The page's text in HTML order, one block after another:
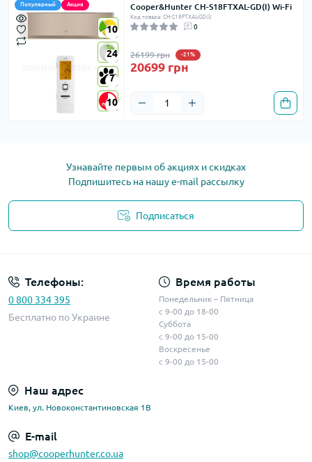
Популярный
Акция
10
24
7
10
10
24
7
10
Cooper&Hunter CH-S18FTXAL-GD(I) Wi-Fi
Код товара: CH-S18FTXAL-GD(I)
0
26199 грн -21%
20699 грн
Узнавайте первым об акциях и скидках
Подпишитесь на нашу e-mail рассылку
Подписаться
Телефоны:
0 800 334 395
Бесплатно по Украине
Время работы
Понедельник – Пятница
с 9-00 до 18-00
Суббота
с 9-00 до 15-00
Воскресенье
с 9-00 до 15-00
Наш адрес
Киев, ул. Новоконстантиновская 1В
E-mail
shop@cooperhunter.co.ua